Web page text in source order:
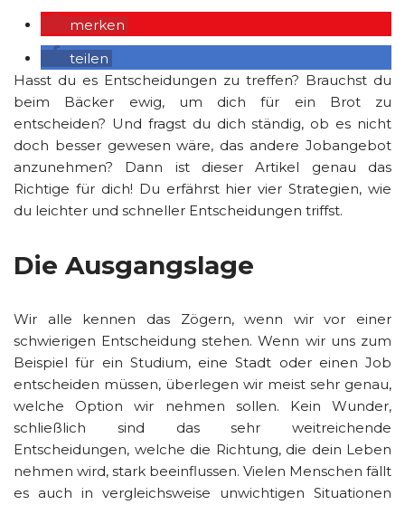
merken
teilen
Hasst du es Entscheidungen zu treffen? Brauchst du
beim Bäcker ewig, um dich für ein Brot zu
entscheiden? Und fragst du dich ständig, ob es nicht
doch besser gewesen wäre, das andere Jobangebot
anzunehmen? Dann ist dieser Artikel genau das
Richtige für dich! Du erfährst hier vier Strategien, wie
du leichter und schneller Entscheidungen triffst.
Die Ausgangslage
Wir alle kennen das Zögern, wenn wir vor einer
schwierigen Entscheidung stehen. Wenn wir uns zum
Beispiel für ein Studium, eine Stadt oder einen Job
entscheiden müssen, überlegen wir meist sehr genau,
welche Option wir nehmen sollen. Kein Wunder,
schließlich sind das sehr weitreichende
Entscheidungen, welche die Richtung, die dein Leben
nehmen wird, stark beeinflussen. Vielen Menschen fällt
es auch in vergleichsweise unwichtigen Situationen